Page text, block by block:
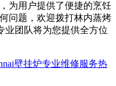
为用户提供了便捷的烹饪
问题，欢迎拨打林内蒸烤
业团队将为您提供全方位
壁挂炉专业维修服务热